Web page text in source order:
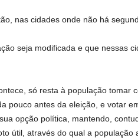
nas cidades onde não há
seja modificada e que nessas
só resta à população tomar
pouco antes da eleição, e votar
opção política, mantendo,
útil, através do qual a população